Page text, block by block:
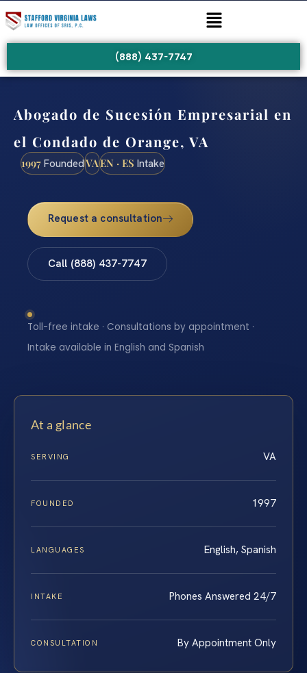
(888) 437-7747
Abogado de Sucesión Empresarial en
el Condado de Orange, VA
1997 FoundedVAEN · ES Intake
Request a consultation
Call (888) 437-7747
Toll-free intake · Consultations by appointment ·
Intake available in English and Spanish
At a glance
SERVING VA
FOUNDED 1997
LANGUAGES English, Spanish
INTAKE Phones Answered 24/7
CONSULTATION By Appointment Only